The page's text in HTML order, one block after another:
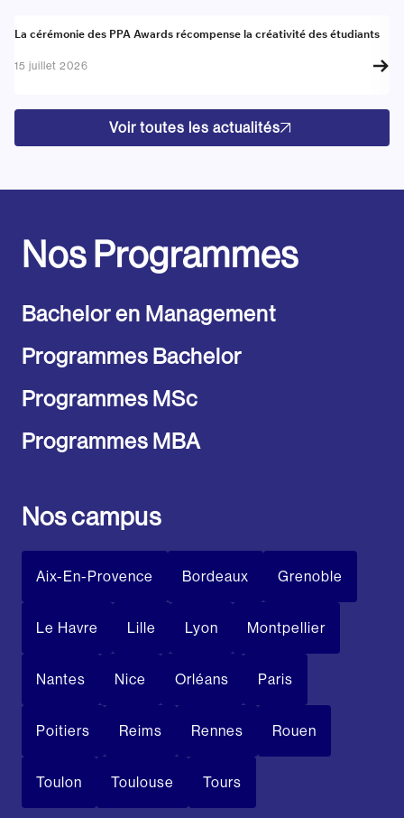
Actualité
La cérémonie des PPA Awards récompense la créativité des étudiants
15 juillet 2026
Voir toutes les actualités
Nos Programmes
Bachelor en Management
Programmes Bachelor
Programmes MSc
Programmes MBA
Nos campus
Aix-En-Provence Bordeaux Grenoble
Le Havre Lille Lyon Montpellier
Nantes Nice Orléans Paris
Poitiers Reims Rennes Rouen
Toulon Toulouse Tours